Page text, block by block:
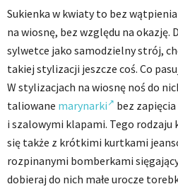
Sukienka w kwiaty to bez
na wiosnę, bez względu na okazję.
sylwetce jako samodzielny strój,
takiej stylizacji jeszcze coś. Co
W stylizacjach na wiosnę noś do
taliowane marynarki
bez
i szalowymi klapami. Tego
się także z krótkimi kurtkami
rozpinanymi bomberkami
dobieraj do nich małe urocze